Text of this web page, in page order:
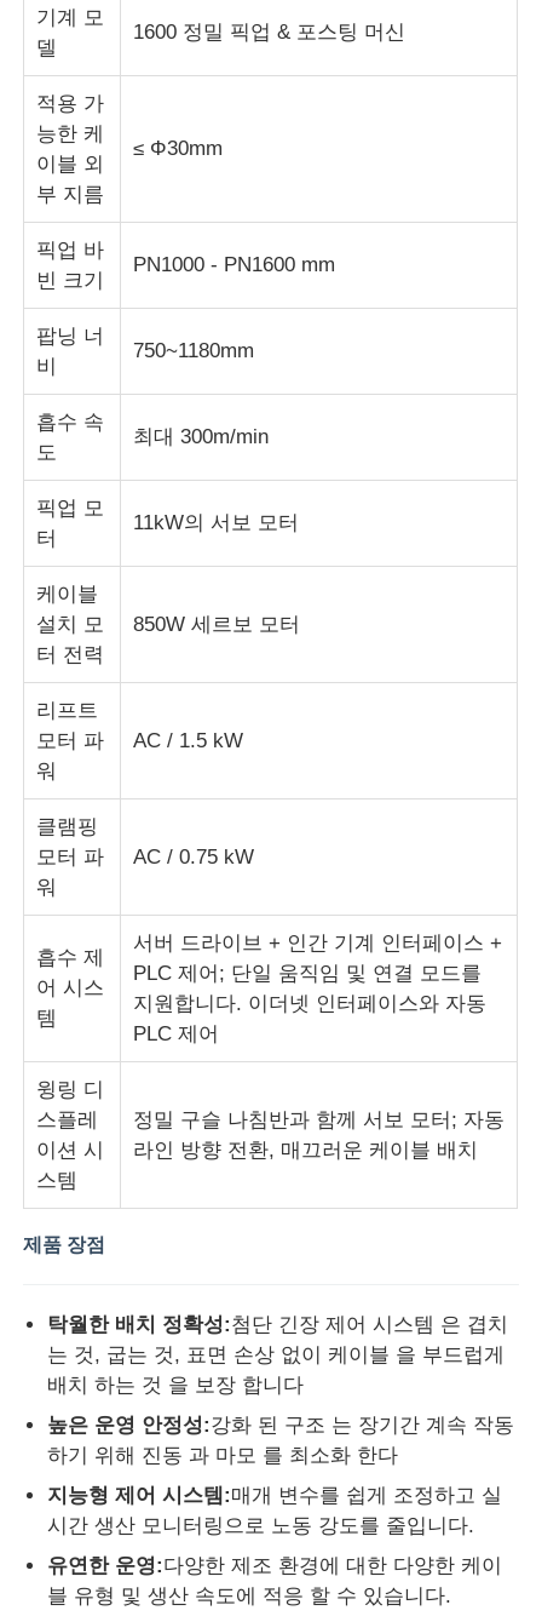
와이어 압출 라인
와이어 스트랜딩 기계
이중 트위스트 스트랜딩 머신
기갑 기계
포장기
싱글 트위스트 기계
케이블링 머신
페어 트위스트 머신
와이어 부설 기계
되감기 기계
기계에서 떨어져 있는 견인
케이블 롤링 기계
스트리핑 압출기
기계 모
델
1600 정밀 픽업 & 포스팅 머신
적용 가
능한 케
이블 외
부 지름
≤ Φ30mm
픽업 바
빈 크기
PN1000 - PN1600 mm
팝닝 너
비
750~1180mm
흡수 속
도
최대 300m/min
픽업 모
터
11kW의 서보 모터
케이블
설치 모
터 전력
850W 세르보 모터
리프트
모터 파
워
AC / 1.5 kW
클램핑
모터 파
워
AC / 0.75 kW
흡수 제
어 시스
템
서버 드라이브 + 인간 기계 인터페이스 +
PLC 제어; 단일 움직임 및 연결 모드를
지원합니다. 이더넷 인터페이스와 자동
PLC 제어
윙링 디
스플레
이션 시
스템
정밀 구슬 나침반과 함께 서보 모터; 자동
라인 방향 전환, 매끄러운 케이블 배치
제품 장점
탁월한 배치 정확성:첨단 긴장 제어 시스템 은 겹치
는 것, 굽는 것, 표면 손상 없이 케이블 을 부드럽게
배치 하는 것 을 보장 합니다
높은 운영 안정성:강화 된 구조 는 장기간 계속 작동
하기 위해 진동 과 마모 를 최소화 한다
지능형 제어 시스템:매개 변수를 쉽게 조정하고 실
시간 생산 모니터링으로 노동 강도를 줄입니다.
유연한 운영:다양한 제조 환경에 대한 다양한 케이
블 유형 및 생산 속도에 적응 할 수 있습니다.